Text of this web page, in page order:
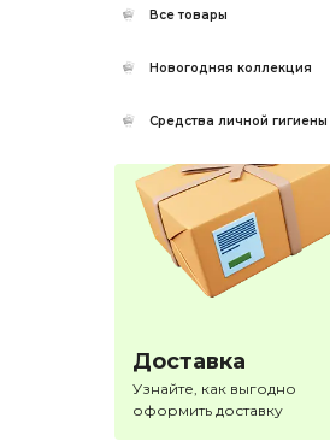
Все товары
Новогодняя коллекция
Средства личной гигиены
Доставка
Узнайте, как выгодно
оформить доставку